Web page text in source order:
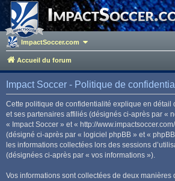
ImpactSoccer.com
Accueil du forum
Impact Soccer - Politique de
Cette politique de confidentialité explique en détail
et ses partenaires affiliés (désignés ci-après par «
« Impact Soccer » et « http://
(désigné ci-après par « logiciel phpBB » et «
les informations collectées lors des sessions
(désignées ci-après par « vos informations »).
Vos informations sont collectées de deux manières